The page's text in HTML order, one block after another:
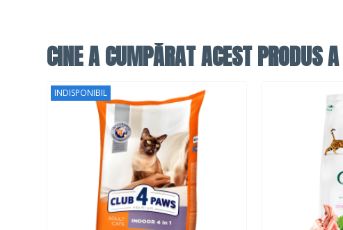
CINE A CUMPĂRAT ACEST PRODUS
INDISPONIBIL